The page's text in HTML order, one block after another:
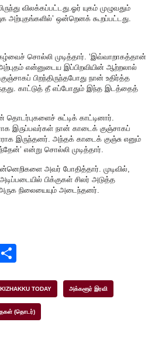
விலக்கப்பட்டது.ஓர் யுகம் முழுவதும்
அற்புதங்களில்’ ஒன்றெனக் கூறப்பட்டது.
சொல்லி முடித்தார். ‘இவ்வாறாகத்தான்
என்னுடைய இப்பிறவியின் ஆற்றலால்
பிறந்திருந்தபோது நான் உதிர்த்த
காட்டுத் தீ எப்போதும் இந்த இடத்தைத்
சுட்டிக் காட்டினார்.
இருப்பவர்கள் நான் காடைக் குஞ்சாகப்
இருந்தனர். அந்தக் காடைக் குஞ்சு எனும்
என்று சொல்லி முடித்தார்.
அவர் போதித்தார். முடிவில்,
பிக்குகள் சிலர் அடுத்த
நிலையையும் அடைந்தனர்.
W
ar
e
KIZHAKKU TODAY அக்களூர் இரவி
(தொடர்)